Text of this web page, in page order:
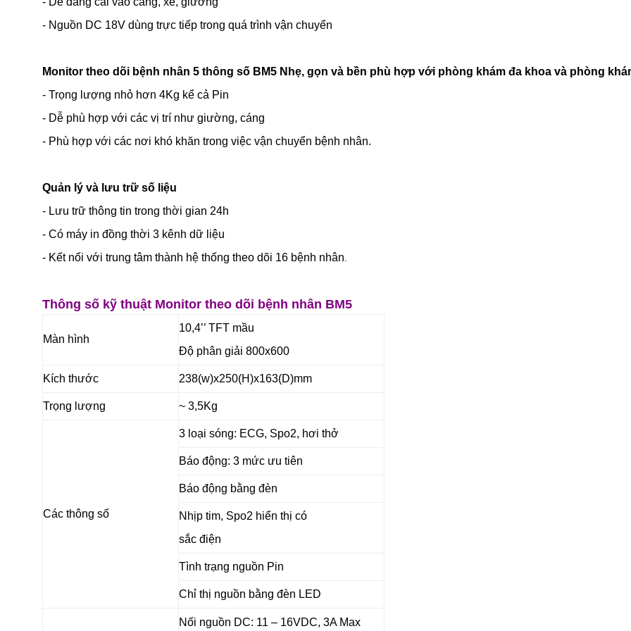
- Nguồn DC 18V dùng trực tiếp trong quá trình vận chuyển
Monitor theo dõi bệnh nhân 5 thông số BM5 Nhẹ, gọn và bền phù hợp với phòng khám đa khoa và phòng
- Trọng lượng nhỏ hơn 4Kg kể cả Pin
- Dễ phù hợp với các vị trí như giường, cáng
- Phù hợp với các nơi khó khăn trong việc vận chuyển bệnh nhân.
Quản lý và lưu trữ số liệu
- Lưu trữ thông tin trong thời gian 24h
- Có máy in đồng thời 3 kênh dữ liệu
- Kết nối với trung tâm thành hệ thống theo dõi 16 bệnh nhân.
Thông số kỹ thuật Monitor theo dõi bệnh nhân BM5
Màn hình
10,4’’ TFT mầu
Độ phân giải 800x600
Kích thước 238(w)x250(H)x163(D)mm
Trọng lượng ~ 3,5Kg
Các thông số
3 loại sóng: ECG, Spo2, hơi thở
Báo động: 3 mức ưu tiên
Báo động bằng đèn
Nhịp tim, Spo2 hiển thị có
sắc điện
Tình trạng nguồn Pin
Chỉ thị nguồn bằng đèn LED
Nối nguồn DC: 11 – 16VDC, 3A Max